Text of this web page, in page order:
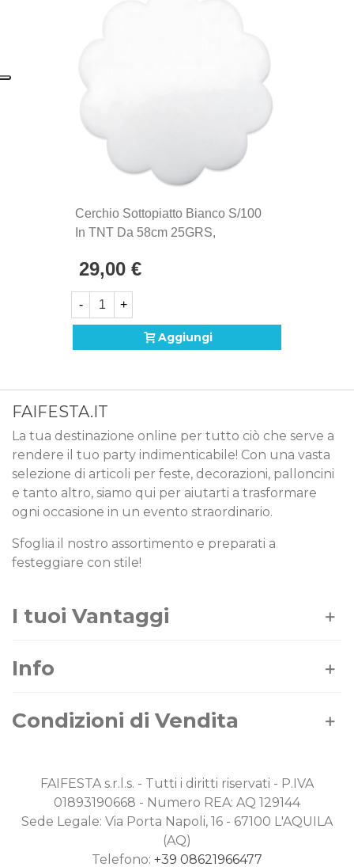
Cerchio Sottopiatto Bianco S/100
In TNT Da 58cm 25GRS,
29,00 €
- +
Aggiungi
FAIFESTA.IT
La tua destinazione online per tutto ciò che serve a
rendere il tuo party indimenticabile! Con una vasta
selezione di articoli per feste, decorazioni, palloncini
e tanto altro, siamo qui per aiutarti a trasformare
ogni occasione in un evento straordinario.
Sfoglia il nostro assortimento e preparati a
festeggiare con stile!
I tuoi Vantaggi
Info
Condizioni di Vendita
FAIFESTA s.r.l.s. - Tutti i diritti riservati - P.IVA
01893190668 - Numero REA: AQ 129144
Sede Legale: Via Porta Napoli, 16 - 67100 L'AQUILA
(AQ)
Telefono: +39 08621966477